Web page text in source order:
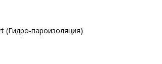
(Гидро-пароизоляция)